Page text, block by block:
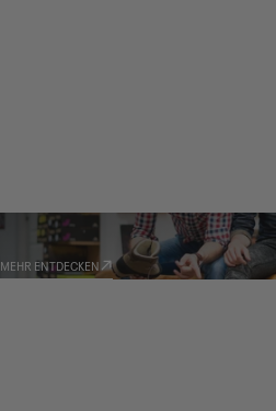
HÄNDLER
MEHR ENTDECKEN